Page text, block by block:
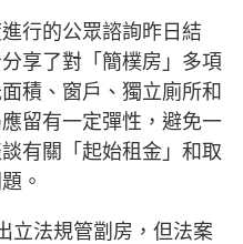
行的公眾諮詢昨日結
享了對「簡樸房」多項
積、窗戶、獨立廁所和
留有一定彈性，避免一
有關「起始租金」和取
。
立法規管劏房，但法案